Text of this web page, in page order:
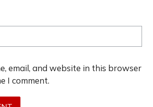
email, and website in this browser
I comment.